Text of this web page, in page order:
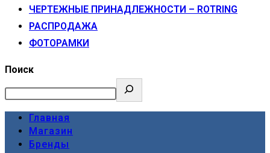
ЧЕРТЕЖНЫЕ ПРИНАДЛЕЖНОСТИ – ROTRING
РАСПРОДАЖА
ФОТОРАМКИ
Поиск
Главная
Магазин
Бренды